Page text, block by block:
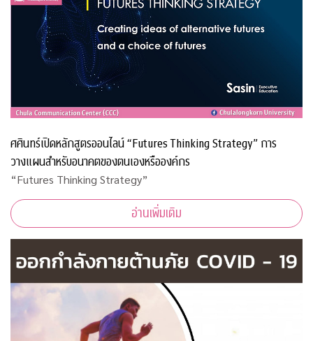
ศศินทร์เปิดหลักสูตรออนไลน์ “Futures Thinking Strategy” การ
วางแผนสำหรับอนาคตของตนเองหรือองค์กร
“Futures Thinking Strategy”
อ่านเพิ่มเติม